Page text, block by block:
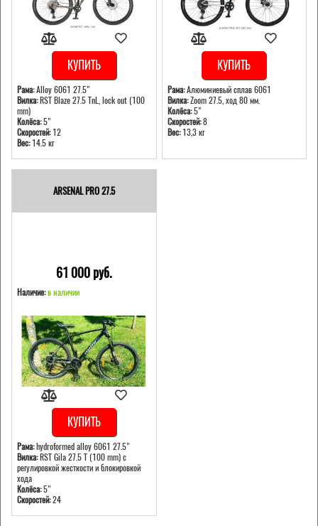
КУПИТЬ
Рама:Alloy 6061 27.5"
Вилка:RST Blaze 27.5 TnL, lock out (100
mm)
Колёса:5"
Скоростей:12
Вес:14.5 кг
КУПИТЬ
Рама:Алюминиевый сплав 6061
Вилка:Zoom 27.5, ход 80 мм.
Колёса:5"
Скоростей:8
Вес:13,3 кг
ARSENAL PRO 27.5
61 000 pуб.
Наличие:в наличии
КУПИТЬ
Рама:hydroformed alloy 6061 27.5"
Вилка:RST Gila 27.5 T (100 mm) с
регулировкой жесткости и блокировкой
хода
Колёса:5"
Скоростей:24